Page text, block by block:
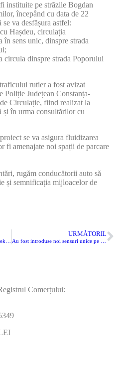
instituite pe străzile Bogdan
începând cu data de 22
va desfășura astfel:
Hașdeu, circulația
în sens unic, dinspre strada
circula dinspre strada Poporului
rutier a fost avizat
Poliție Județean Constanța-
Circulație, fiind realizat la
și în urma consultărilor cu
se va asigura fluidizarea
fi amenajate noi spații de parcare
rugăm conducătorii auto să
și semnificația mijloacelor de
URMĂTORIL
Comerțului: